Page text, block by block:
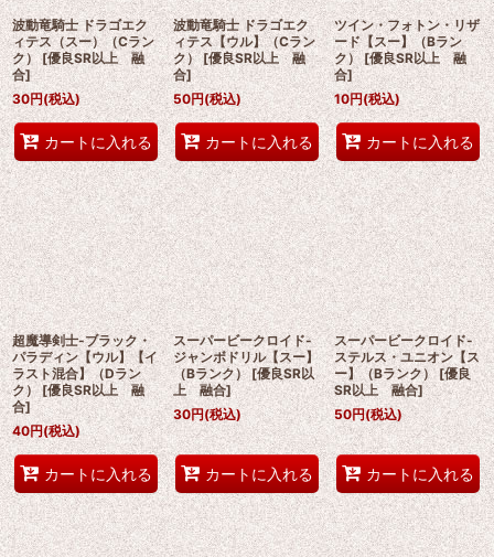
波動竜騎士 ドラゴエク
ィテス（スー）（Cラン
ク） [優良SR以上 融
合]
30円(税込)
カートに入れる
波動竜騎士 ドラゴエク
ィテス【ウル】（Cラン
ク） [優良SR以上 融
合]
50円(税込)
カートに入れる
ツイン・フォトン・リザ
ード【スー】（Bラン
ク） [優良SR以上 融
合]
10円(税込)
カートに入れる
超魔導剣士-ブラック・
パラディン【ウル】【イ
ラスト混合】（Dラン
ク） [優良SR以上 融
合]
40円(税込)
カートに入れる
スーパービークロイド-
ジャンボドリル【スー】
（Bランク） [優良SR以
上 融合]
30円(税込)
カートに入れる
スーパービークロイド-
ステルス・ユニオン【ス
ー】（Bランク） [優良
SR以上 融合]
50円(税込)
カートに入れる